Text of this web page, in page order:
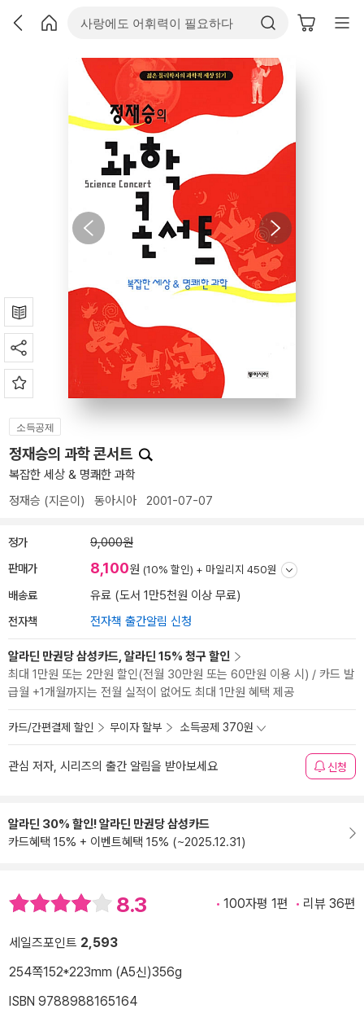
소득공제
정재승의 과학 콘서트
복잡한 세상 & 명쾌한 과학
정재승 (지은이) 동아시아 2001-07-07
정가 9,000원
판매가 8,100원 (10% 할인) + 마일리지 450원
배송료 유료 (도서 1만5천원 이상 무료)
전자책 전자책 출간알림 신청
알라딘 만권당 삼성카드, 알라딘 15% 청구 할인
최대 1만원 또는 2만원 할인(전월 30만원 또는 60만원 이용 시) / 카드 발
급월 +1개월까지는 전월 실적이 없어도 최대 1만원 혜택 제공
카드/간편결제 할인 무이자 할부 소득공제 370원
관심 저자, 시리즈의 출간 알림을 받아보세요 신청
알라딘 30% 할인! 알라딘 만권당 삼성카드
카드혜택 15% + 이벤트혜택 15% (~2025.12.31)
8.3 100자평 1편 리뷰 36편
세일즈포인트 2,593
254쪽152*223mm (A5신)356g
ISBN 9788988165164